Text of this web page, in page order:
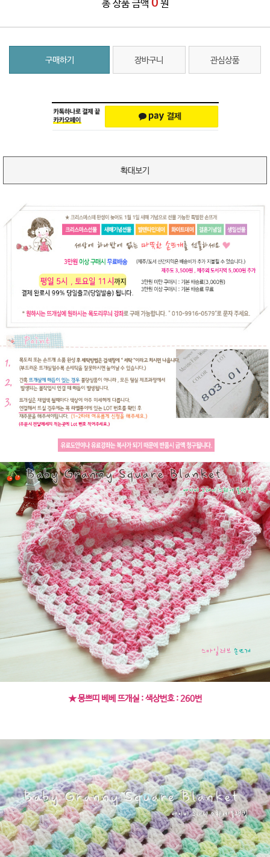
총 상품 금액 0 원
구매하기 장바구니 관심상품
확대보기
★ 몽쁘띠 베베 뜨개실 : 색상번호 : 260번